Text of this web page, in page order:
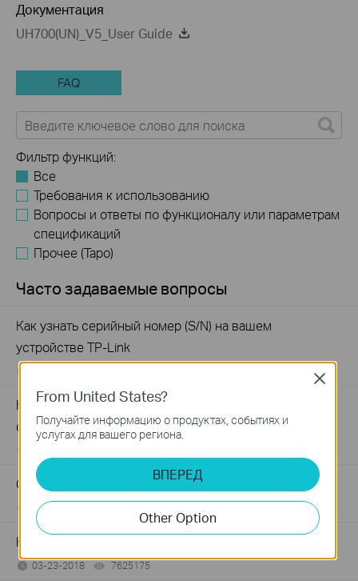
Документация
UH700(UN)_V5_User Guide
FAQ
Фильтр функций:
Все
Требования к использованию
Вопросы и ответы по функционалу или параметрам
спецификаций
Прочее (Tapo)
Часто задаваемые вопросы
Как узнать серийный номер (S/N) на вашем
устройстве TP-Link
Как зарегистрировать продукт TP-Link, используя
свой идентификатор TP-Link
General Questions About TP-Link USB Hub
04-29-2022
Как узнать модель устройства TP-Link
03-23-2018 7625175
From United States?
Получайте информацию о продуктах, событиях и
услугах для вашего региона.
ВПЕРЕД
Other Option
Close